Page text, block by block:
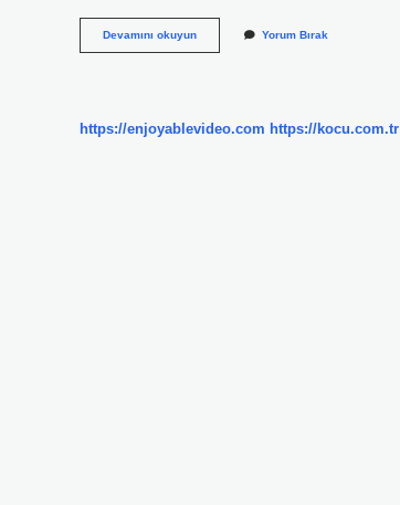
Devamını okuyunJapon
Soyu
Yorum Bırak
https://enjoyablevideo.com https://kocu.com.tr